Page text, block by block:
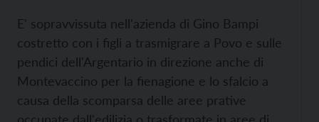
E' sopravvissuta nell'azienda di Gino Bampi
costretto con i figli a trasmigrare a Povo e sulle
pendici dell'Argentario in direzione anche di
Montevaccino per la fienagione e lo sfalcio a
causa della scomparsa delle aree prative